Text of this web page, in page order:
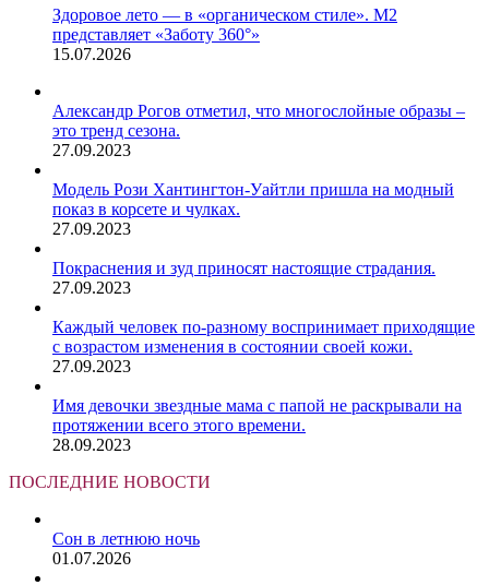
Здоровое лето — в «органическом стиле». М2
представляет «Заботу 360°»
15.07.2026
Александр Рогов отметил, что многослойные образы –
это тренд сезона.
27.09.2023
Модель Рози Хантингтон-Уайтли пришла на модный
показ в корсете и чулках.
27.09.2023
Покраснения и зуд приносят настоящие страдания.
27.09.2023
Каждый человек по-разному воспринимает приходящие
с возрастом изменения в состоянии своей кожи.
27.09.2023
Имя девочки звездные мама с папой не раскрывали на
протяжении всего этого времени.
28.09.2023
ПОСЛЕДНИЕ НОВОСТИ
Сон в летнюю ночь
01.07.2026